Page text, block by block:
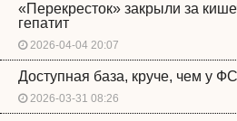
«Перекресток» закрыли за
гепатит
2026-04-04 20:07
Доступная база, круче, чем у
2026-03-31 08:26